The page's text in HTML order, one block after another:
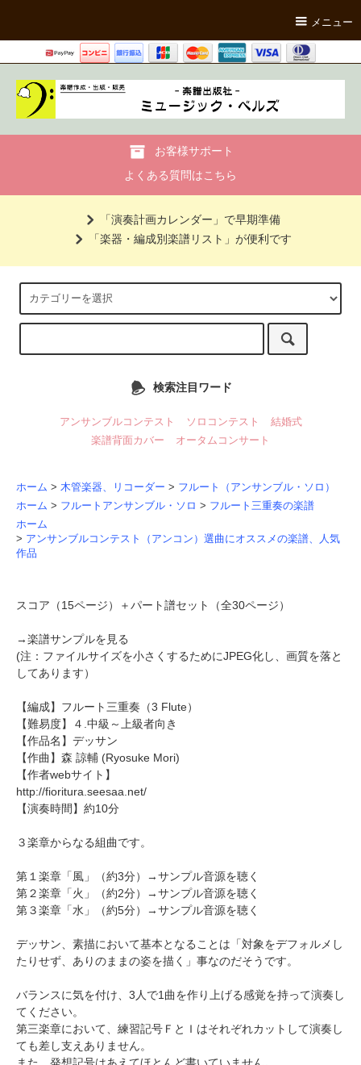
メニュー
お客様サポート
よくある質問はこちら
「演奏計画カレンダー」で早期準備
「楽器・編成別楽譜リスト」が便利です
検索注目ワード
アンサンブルコンテスト ソロコンテスト
結婚式
楽譜背面カバー
オータムコンサート
ホーム > 木管楽器、リコーダー > フルート（アンサンブル・ソロ）
ホーム > フルートアンサンブル・ソロ > フルート三重奏の楽譜
ホーム
> アンサンブルコンテスト（アンコン）選曲にオススメの楽譜、人気
作品
スコア（15ページ）＋パート譜セット（全30ページ）
→楽譜サンプルを見る
(注：ファイルサイズを小さくするためにJPEG化し、画質を落と
してあります）
【編成】 フルート三重奏 （3 Flute）
【難易度】４.中級～上級者向き
【作品名】デッサン
【作曲】 森 諒輔 (Ryosuke Mori)
【作者webサイト】
http://fioritura.seesaa.net/
【演奏時間】約10分
３楽章からなる組曲です。
第１楽章「風」（約3分）→サンプル音源を聴く
第２楽章「火」（約2分）→サンプル音源を聴く
第３楽章「水」（約5分）→サンプル音源を聴く
デッサン、素描において基本となることは「対象をデフォルメし
たりせず、ありのままの姿を描く」事なのだそうです。
バランスに気を付け、3人で1曲を作り上げる感覚を持って演奏し
てください。
第三楽章において、練習記号ＦとＩはそれぞれカットして演奏し
ても差し支えありません。